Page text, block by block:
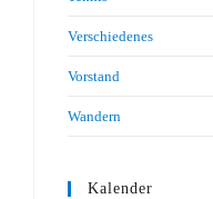
Verschiedenes
Vorstand
Wandern
Kalender